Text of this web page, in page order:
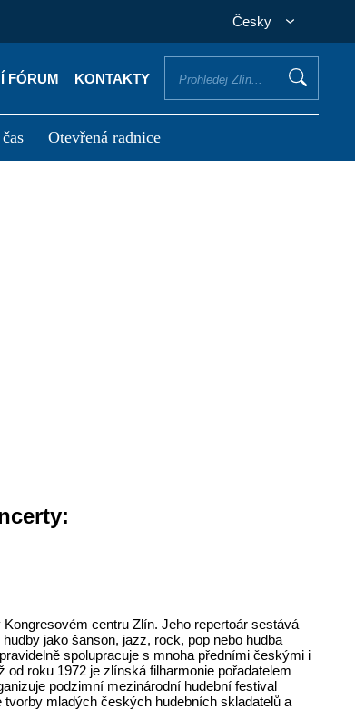
Česky
FÓRUM KONTAKTY
Otevřená radnice
centru Zlín. Jeho repertoár sestává
jako šanson, jazz, rock, pop nebo hudba
spolupracuje s mnoha předními českými i
roku 1972 je zlínská filharmonie pořadatelem
podzimní mezinárodní hudební festival
mladých českých hudebních skladatelů a